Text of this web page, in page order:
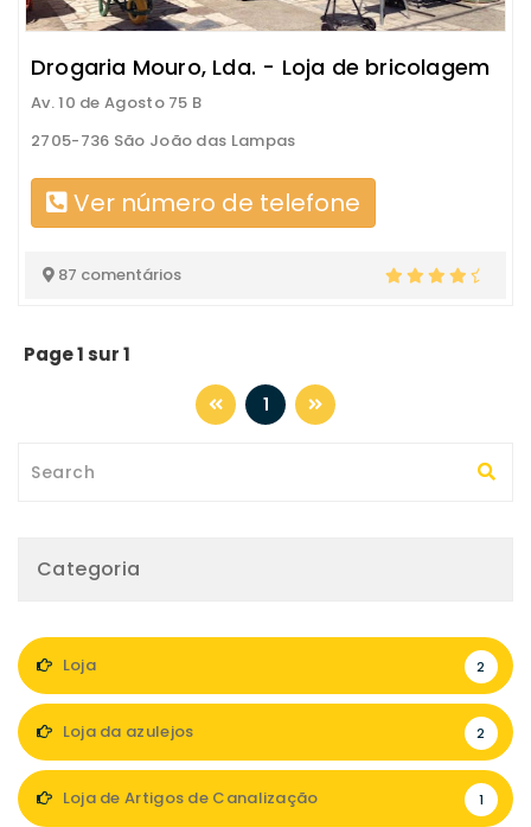
Drogaria Mouro, Lda. - Loja de bricolagem
Av. 10 de Agosto 75 B
2705-736 São João das Lampas
Ver número de telefone
87 comentários
Page 1 sur 1
1
Categoria
Loja 2
Loja da azulejos 2
Loja de Artigos de Canalização 1